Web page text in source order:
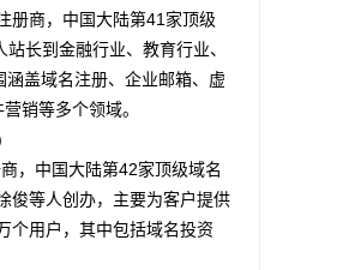
商，中国大陆第41家顶级
长到金融行业、教育行业、
盖域名注册、企业邮箱、虚
销等多个领域。
，中国大陆第42家顶级域名
俊等人创办，主要为客户提供
个用户，其中包括域名投资